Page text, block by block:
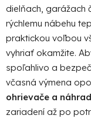
dielňach, garážach
rýchlemu nábehu
praktickou voľbou
vyhriať okamžite.
spoľahlivo a
včasná výmena
ohrievače a
zariadení až po